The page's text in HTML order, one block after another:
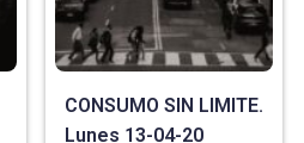
CONSUMO SIN LIMITE.
Lunes 13-04-20